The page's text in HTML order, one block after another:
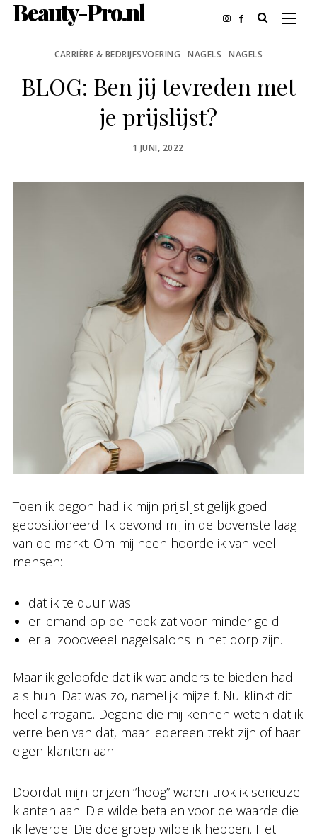
Beauty-Pro.nl
CARRIÈRE & BEDRIJFSVOERING NAGELS NAGELS
BLOG: Ben jij tevreden met
je prijslijst?
POSTED
1 JUNI, 2022
Toen ik begon had ik mijn prijslijst gelijk goed
gepositioneerd. Ik bevond mij in de bovenste laag
van de markt. Om mij heen hoorde ik van veel
mensen:
dat ik te duur was
er iemand op de hoek zat voor minder geld
er al zoooveeel nagelsalons in het dorp zijn.
Maar ik geloofde dat ik wat anders te bieden had
als hun! Dat was zo, namelijk mijzelf. Nu klinkt dit
heel arrogant.. Degene die mij kennen weten dat ik
verre ben van dat, maar iedereen trekt zijn of haar
eigen klanten aan.
Doordat mijn prijzen “hoog” waren trok ik serieuze
klanten aan. Die wilde betalen voor de waarde die
ik leverde. Die doelgroep wilde ik hebben. Het